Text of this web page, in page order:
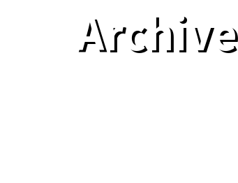
Archive